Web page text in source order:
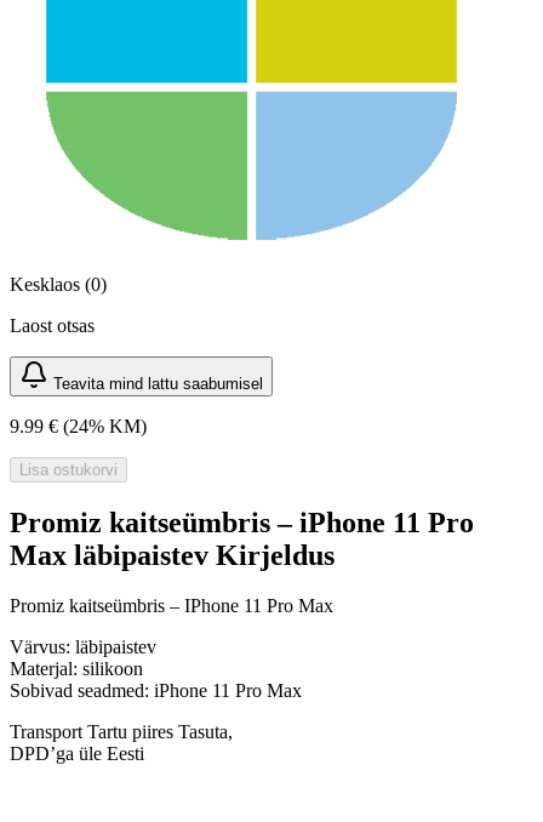
Kesklaos (0)
Laost otsas
Teavita mind lattu saabumisel
9.99 € (24% KM)
Lisa ostukorvi
Promiz kaitseümbris – iPhone 11 Pro
Max läbipaistev Kirjeldus
Promiz kaitseümbris – IPhone 11 Pro Max
Värvus: läbipaistev
Materjal: silikoon
Sobivad seadmed: iPhone 11 Pro Max
Transport Tartu piires Tasuta,
DPD’ga üle Eesti